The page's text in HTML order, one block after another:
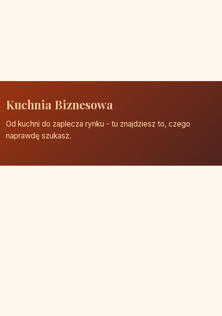
Kuchnia Biznesowa
Od kuchni do zaplecza rynku - tu znajdziesz to, czego
naprawdę szukasz.